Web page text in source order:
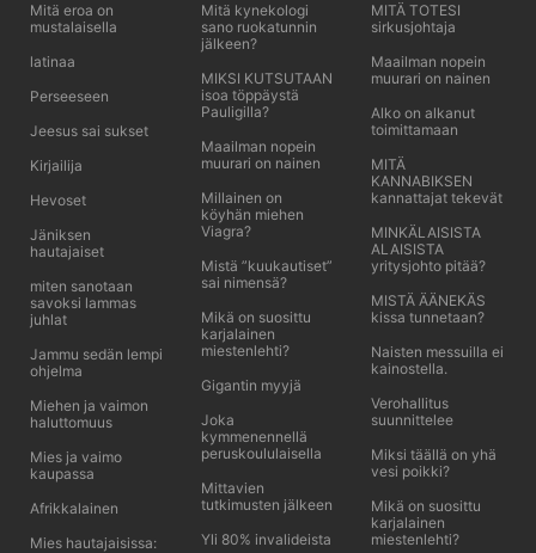
Mitä eroa on
mustalaisella
latinaa
Perseeseen
Jeesus sai sukset
Kirjailija
Hevoset
Jäniksen
hautajaiset
miten sanotaan
savoksi lammas
juhlat
Jammu sedän lempi
ohjelma
Miehen ja vaimon
haluttomuus
Mies ja vaimo
kaupassa
Afrikkalainen
Mies hautajaisissa:
Mitä kynekologi
sano ruokatunnin
jälkeen?
MIKSI KUTSUTAAN
isoa töppäystä
Pauligilla?
Maailman nopein
muurari on nainen
Millainen on
köyhän miehen
Viagra?
Mistä ”kuukautiset”
sai nimensä?
Mikä on suosittu
karjalainen
miestenlehti?
Gigantin myyjä
Joka
kymmenennellä
peruskoululaisella
Mittavien
tutkimusten jälkeen
Yli 80% invalideista
MITÄ TOTESI
sirkusjohtaja
Maailman nopein
muurari on nainen
Alko on alkanut
toimittamaan
MITÄ
KANNABIKSEN
kannattajat tekevät
MINKÄLAISISTA
ALAISISTA
yritysjohto pitää?
MISTÄ ÄÄNEKÄS
kissa tunnetaan?
Naisten messuilla ei
kainostella.
Verohallitus
suunnittelee
Miksi täällä on yhä
vesi poikki?
Mikä on suosittu
karjalainen
miestenlehti?